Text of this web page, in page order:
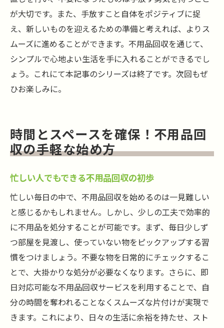
が大切です。また、手放すこと自体をポジティブに捉
え、新しいものを迎えるための準備と考えれば、よりス
ムーズに進めることができます。不用品回収を通じて、
シンプルで心地よい生活を手に入れることができるでし
ょう。これにて本記事のシリーズは終了です。次回もぜ
ひお楽しみに。
時間とスペースを確保！不用品回
収の手軽な始め方
忙しい人でもできる不用品回収の初歩
忙しい毎日の中で、不用品回収を始めるのは一見難しい
と感じるかもしれません。しかし、少しの工夫で効率的
に不用品を処分することが可能です。まず、毎日少しず
つ部屋を見渡し、使っていない物をピックアップする習
慣をつけましょう。不要な物を日常的にチェックするこ
とで、大掛かりな処分が必要なくなります。さらに、即
日対応可能な不用品回収サービスを利用することで、自
分の時間を奪われることなくスムーズな片付けが実現で
きます。これにより、日々の生活に余裕を持たせ、スト